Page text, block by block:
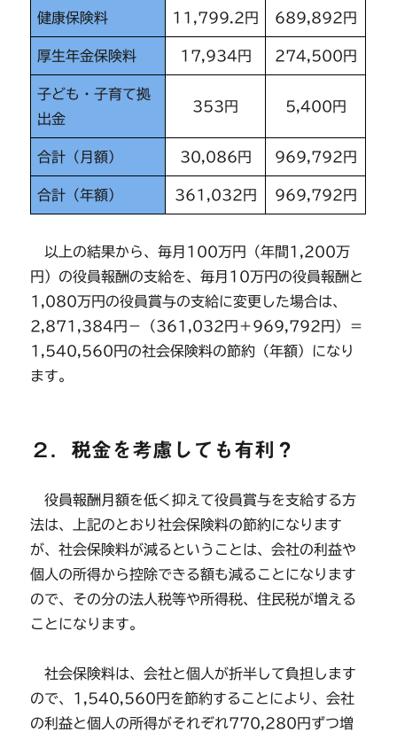
健康保険料 11,799.2円 689,892円
厚生年金保険料 17,934円 274,500円
子ども・子育て拠
出金
353円 5,400円
合計（月額） 30,086円 969,792円
合計（年額） 361,032円 969,792円
以上の結果から、毎月100万円（年間1,200万
円）の役員報酬の支給を、毎月10万円の役員報酬と
1,080万円の役員賞与の支給に変更した場合は、
2,871,384円－（361,032円＋969,792円）＝
1,540,560円の社会保険料の節約（年額）になり
ます。
２．税金を考慮しても有利？
役員報酬月額を低く抑えて役員賞与を支給する方
法は、上記のとおり社会保険料の節約になります
が、社会保険料が減るということは、会社の利益や
個人の所得から控除できる額も減ることになります
ので、その分の法人税等や所得税、住民税が増える
ことになります。
社会保険料は、会社と個人が折半して負担します
ので、1,540,560円を節約することにより、会社
の利益と個人の所得がそれぞれ770,280円ずつ増